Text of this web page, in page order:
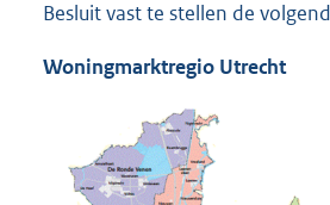
Besluit vast te stellen de
Woningmarktregio Utrecht